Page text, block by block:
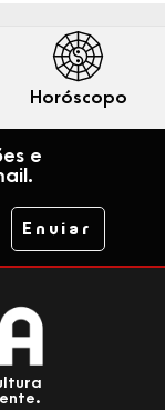
Horóscopo
e
Enviar